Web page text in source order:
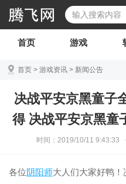
首页 游戏
首页 > 游戏资讯 > 新闻公告
决战平安京黑童子
得 决战平安京黑童
时间：2019/10/11 9:43:33
各位阴阳师大人们大家好鸭！